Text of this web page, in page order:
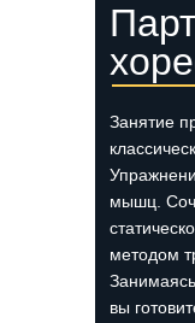
Занятие
мышц.
методом
вы